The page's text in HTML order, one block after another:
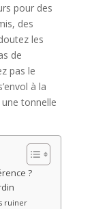
pour des
des
les
de
pas le
à la
tonnelle
?
ruiner